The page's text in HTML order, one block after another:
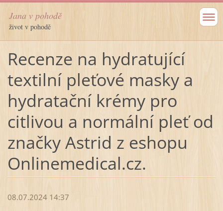
Jana v pohodě
život v pohodě
Recenze na hydratující
textilní pleťové masky a
hydratační krémy pro
citlivou a normální pleť od
značky Astrid z eshopu
Onlinemedical.cz.
08.07.2024 14:37